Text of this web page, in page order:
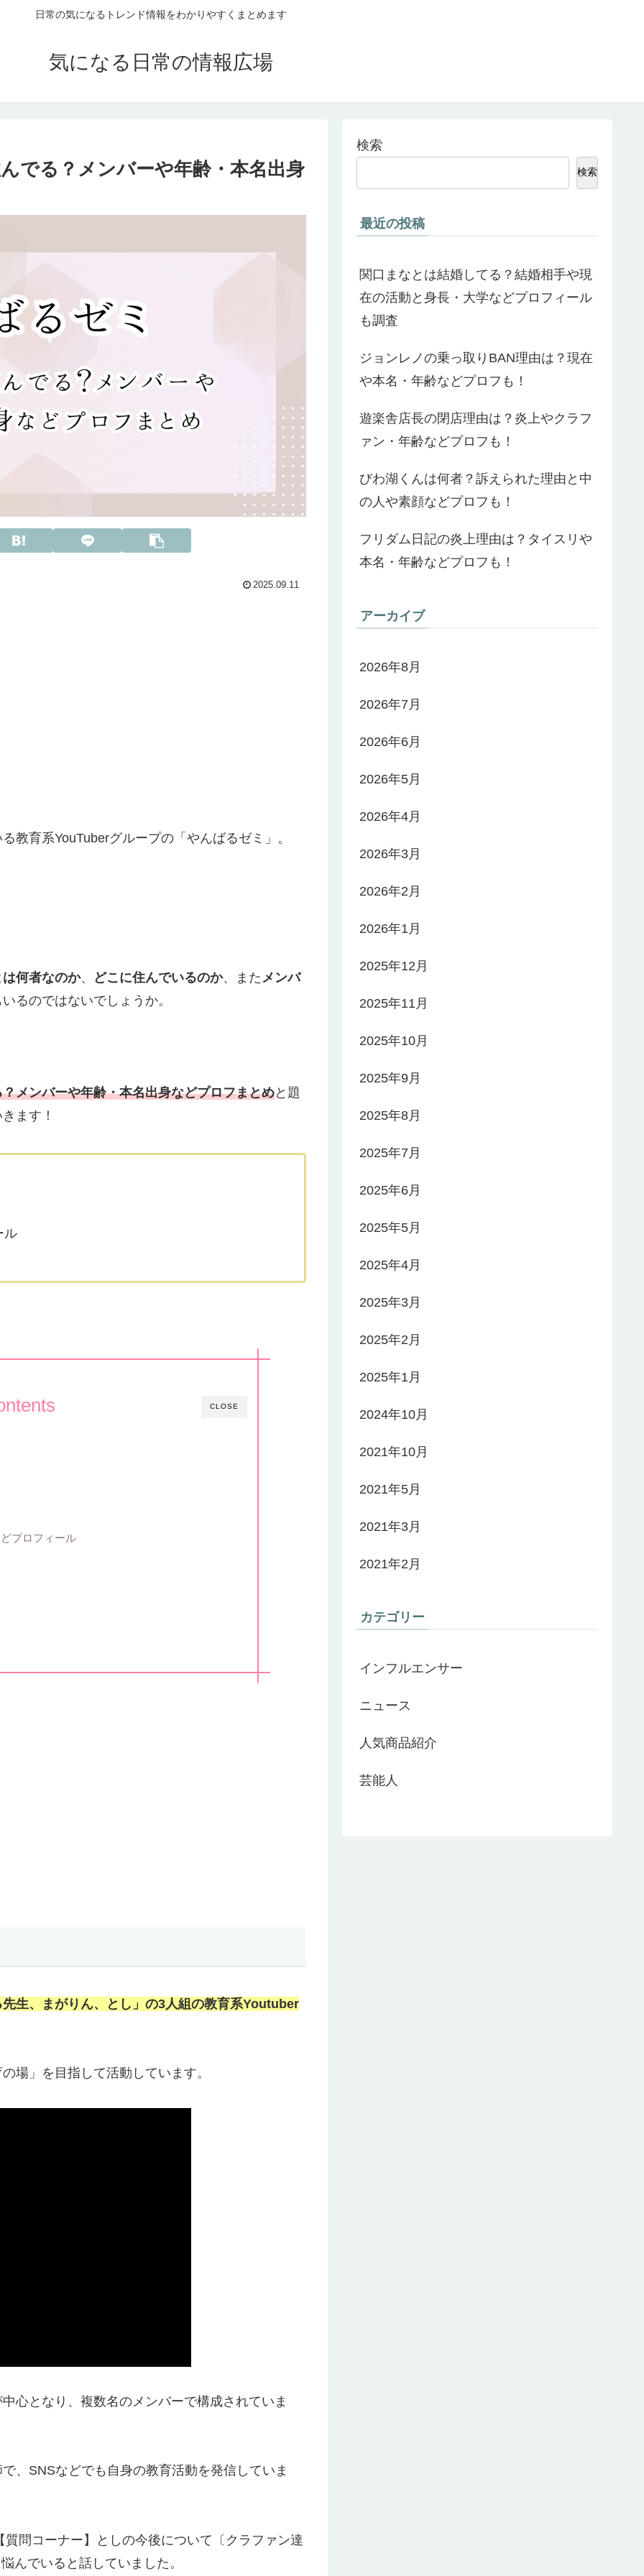
日常の気になるトレンド情報をわかりやすくまとめます
気になる日常の情報広場
でる？メンバーや年齢・本名出身
2025.09.11
教育系YouTuberグループの「やんばるゼミ」。
何者なのか、 どこに住んでいるのか、また メンバ
るのではないでしょうか。
メンバーや年齢・本名出身などプロフまとめと題
ます！
ル
CLOSE
プロフィール
生、まがりん、とし」の3人組の教育系Youtuber
場」を目指して活動しています。
心となり、複数名のメンバーで構成されていま
、SNSなどでも自身の教育活動を発信していま
問コーナー】としの今後について〔クラファン達
んでいると話していました。
検索
検索
最近の投稿
関口まなとは結婚してる？結婚相手や現
在の活動と身長・大学などプロフィール
も調査
ジョンレノの乗っ取りBAN理由は？現在
や本名・年齢などプロフも！
遊楽舎店長の閉店理由は？炎上やクラフ
ァン・年齢などプロフも！
びわ湖くんは何者？訴えられた理由と中
の人や素顔などプロフも！
フリダム日記の炎上理由は？タイスリや
本名・年齢などプロフも！
アーカイブ
2026年8月
2026年7月
2026年6月
2026年5月
2026年4月
2026年3月
2026年2月
2026年1月
2025年12月
2025年11月
2025年10月
2025年9月
2025年8月
2025年7月
2025年6月
2025年5月
2025年4月
2025年3月
2025年2月
2025年1月
2024年10月
2021年10月
2021年5月
2021年3月
2021年2月
カテゴリー
インフルエンサー
ニュース
人気商品紹介
芸能人